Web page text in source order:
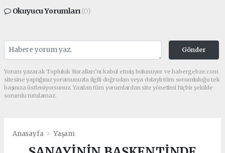
Okuyucu Yorumları(0)
Gönder
Yorum yazarak Topluluk Kuralları’nı kabul etmiş bulunuyor ve habergebze.com
sitesine yaptığınız yorumunuzla ilgili doğrudan veya dolaylı tüm sorumluluğu tek
başınıza üstleniyorsunuz. Yazılan tüm yorumlardan site yönetimi hiçbir şekilde
sorumlu tutulamaz.
Anasayfa Yaşam